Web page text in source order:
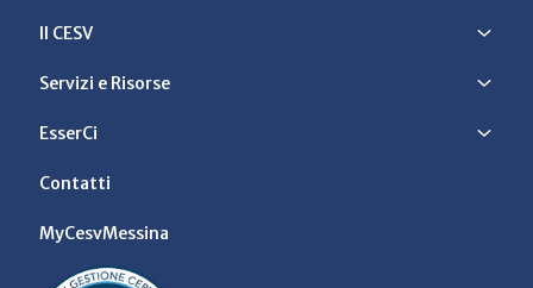
Il CESV
Servizi e Risorse
EsserCi
Contatti
MyCesvMessina